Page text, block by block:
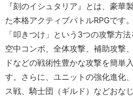
『刻のイシュタリア』とは、豪華
た本格アクティブバトルRPGです
「叩きつけ」という3つの攻撃方
空中コンボ、全体攻撃、補助攻撃
ドなどの戦術性豊かな攻撃を簡単
す。さらに、ユニットの強化進化
ス戦、騎士団（ギルド）などおな